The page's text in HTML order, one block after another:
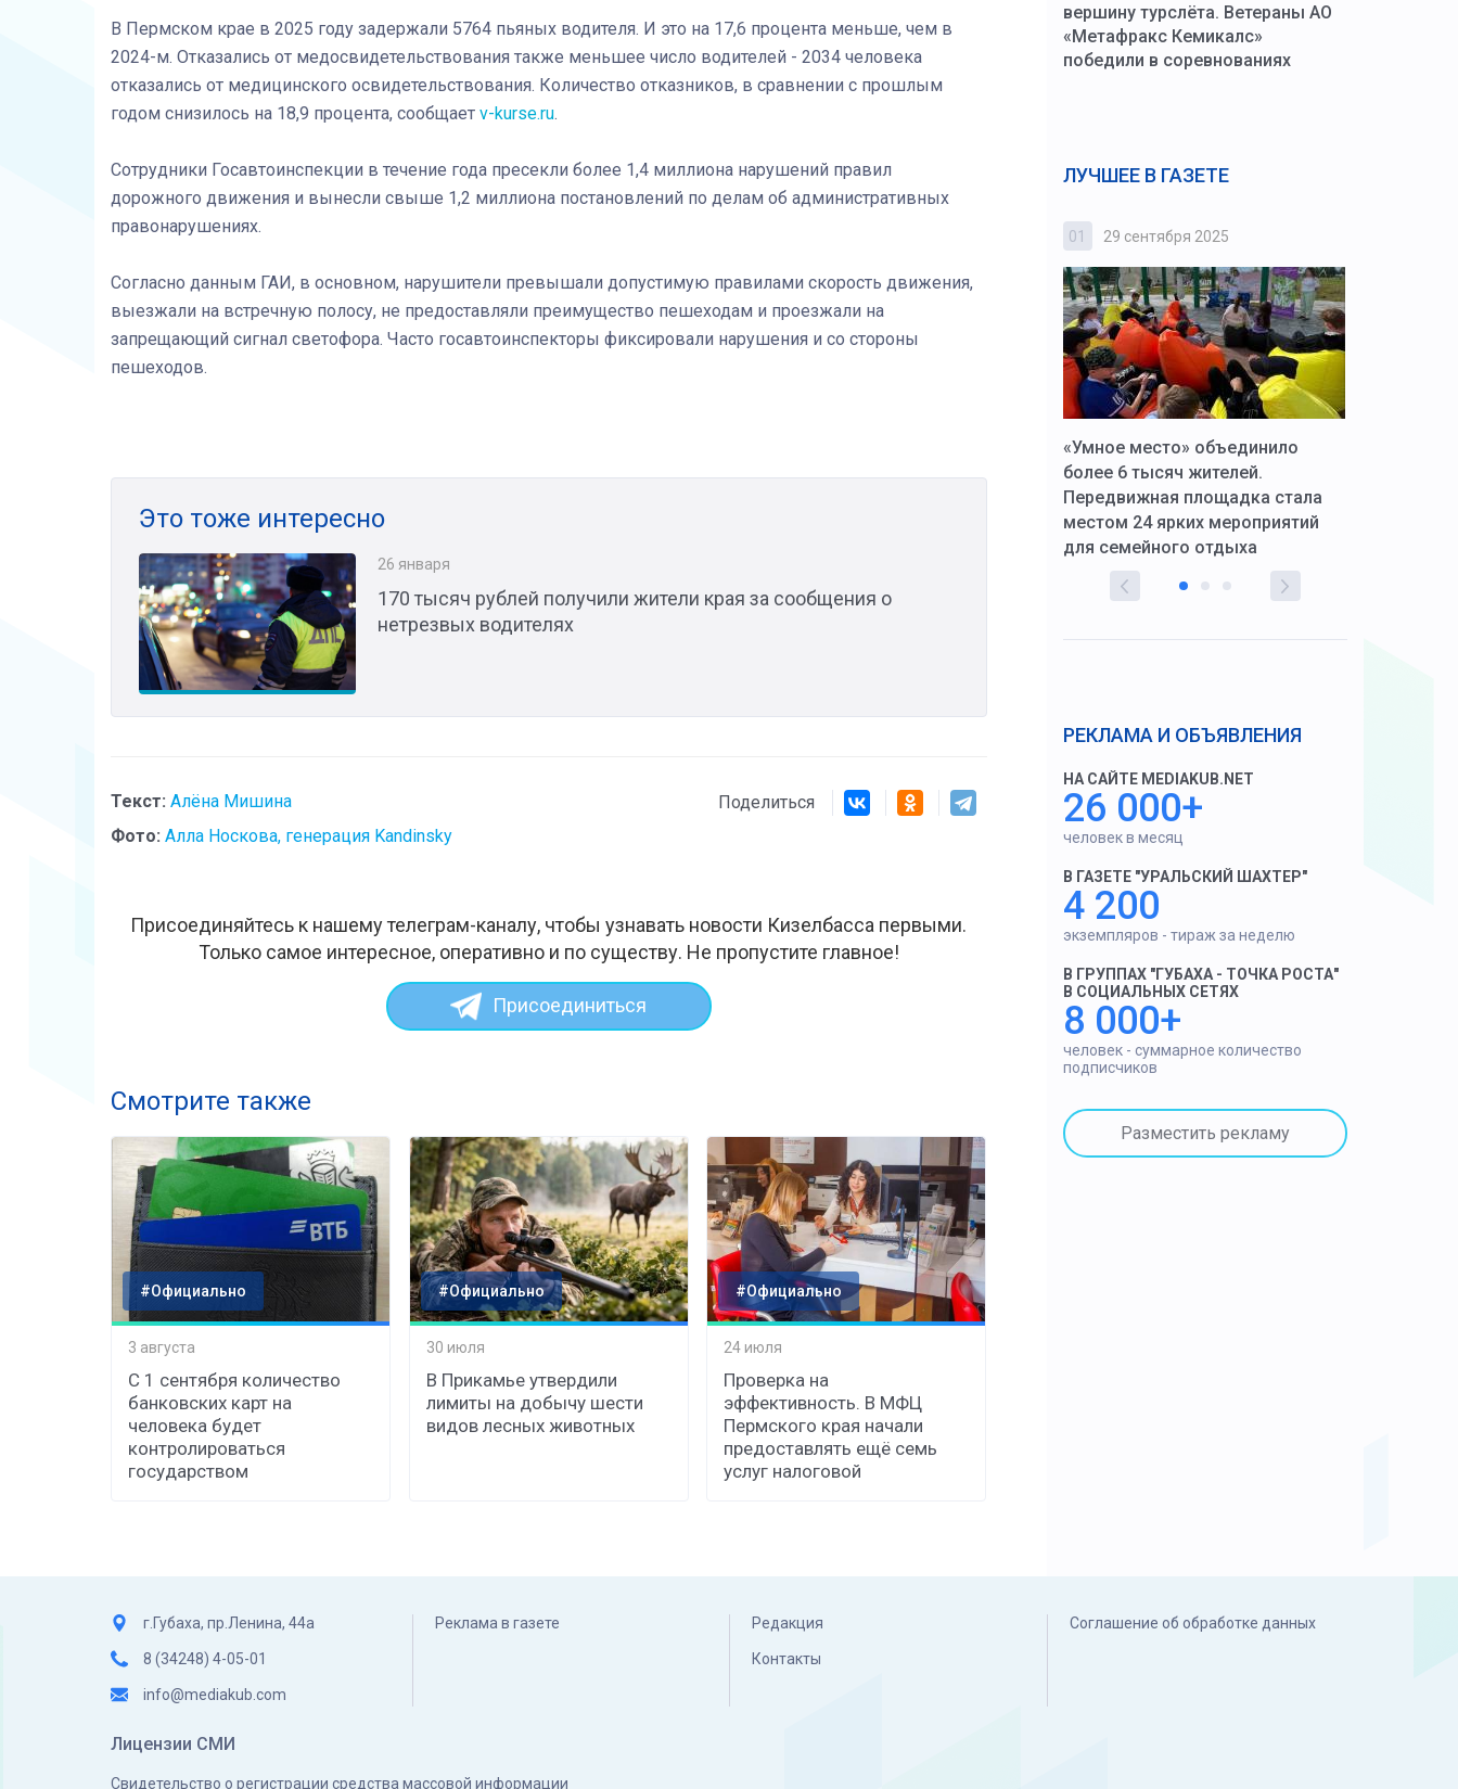
В Пермском крае в 2025 году задержали 5764 пьяных водителя. И это на 17,6 процента меньше, чем в
2024-м. Отказались от медосвидетельствования также меньшее число водителей - 2034 человека
отказались от медицинского освидетельствования. Количество отказников, в сравнении с прошлым
годом снизилось на 18,9 процента, сообщает v-kurse.ru.
Сотрудники Госавтоинспекции в течение года пресекли более 1,4 миллиона нарушений правил
дорожного движения и вынесли свыше 1,2 миллиона постановлений по делам об административных
правонарушениях.
Согласно данным ГАИ, в основном, нарушители превышали допустимую правилами скорость движения,
выезжали на встречную полосу, не предоставляли преимущество пешеходам и проезжали на
запрещающий сигнал светофора. Часто госавтоинспекторы фиксировали нарушения и со стороны
пешеходов.
Это тоже интересно
26 января
170 тысяч рублей получили жители края за сообщения о
нетрезвых водителях
Текст: Алёна Мишина
Фото: Алла Носкова, генерация Kandinsky
Поделиться
Присоединяйтесь к нашему телеграм-каналу, чтобы узнавать новости Кизелбасса первыми.
Только самое интересное, оперативно и по существу. Не пропустите главное!
Присоединиться
Смотрите также
#Официально
3 августа
С 1 сентября количество
банковских карт на
человека будет
контролироваться
государством
#Официально
30 июля
В Прикамье утвердили
лимиты на добычу шести
видов лесных животных
#Официально
24 июля
Проверка на
эффективность. В МФЦ
Пермского края начали
предоставлять ещё семь
услуг налоговой
вершину турслёта. Ветераны АО
«Метафракс Кемикалс»
победили в соревнованиях
ЛУЧШЕЕ В ГАЗЕТЕ
Коробов после возвращения со
01 29 сентября 2025
«Умное место» объединило
более 6 тысяч жителей.
Передвижная площадка стала
местом 24 ярких мероприятий
для семейного отдыха
РЕКЛАМА И ОБЪЯВЛЕНИЯ
НА САЙТЕ MEDIAKUB.NET
26 000+
человек в месяц
В ГАЗЕТЕ "УРАЛЬСКИЙ ШАХТЕР"
4 200
экземпляров - тираж за неделю
В ГРУППАХ "ГУБАХА - ТОЧКА РОСТА"
В СОЦИАЛЬНЫХ СЕТЯХ
8 000+
человек - суммарное количество
подписчиков
Разместить рекламу
г.Губаха, пр.Ленина, 44а
8 (34248) 4-05-01
info@mediakub.com
Реклама в газете Редакция
Контакты
Соглашение об обработке данных
Лицензии СМИ
Свидетельство о регистрации средства массовой информации